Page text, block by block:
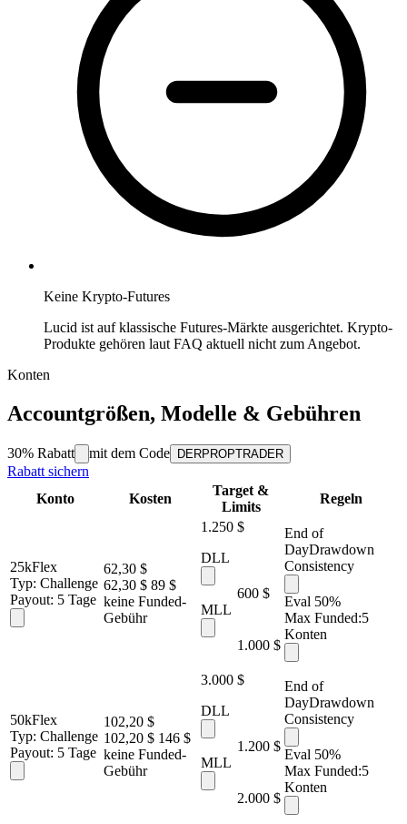
Keine Krypto-Futures
Lucid ist auf klassische Futures-Märkte ausgerichtet. Krypto-
Produkte gehören laut FAQ aktuell nicht zum Angebot.
Konten
Accountgrößen, Modelle & Gebühren
30% Rabatt mit dem Code DERPROPTRADER
Rabatt sichern
Konto
Kosten
Target &
Limits
Regeln
25kFlex
Typ: Challenge
Payout: 5 Tage
62,30 $
62,30 $ 89 $
keine Funded-
Gebühr
1.250 $
DLL
600 $
MLL
1.000 $
End of
DayDrawdown
Consistency
Eval 50%
Max Funded:5
Konten
50kFlex
Typ: Challenge
Payout: 5 Tage
102,20 $
102,20 $ 146 $
keine Funded-
Gebühr
3.000 $
DLL
1.200 $
MLL
2.000 $
End of
DayDrawdown
Consistency
Eval 50%
Max Funded:5
Konten